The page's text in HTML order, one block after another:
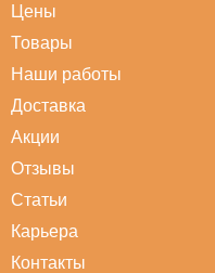
Цены
Товары
Наши работы
Доставка
Акции
Отзывы
Статьи
Карьера
Контакты